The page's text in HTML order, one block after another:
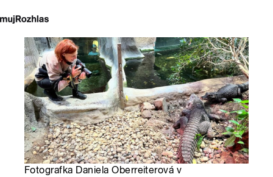
Fotografka Daniela Oberreiterová v